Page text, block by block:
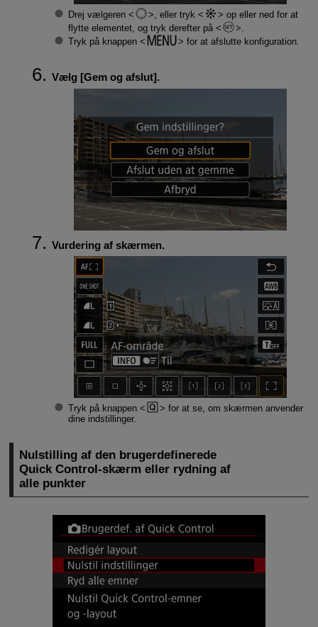
Drej vælgeren , eller tryk
op eller ned for at
flytte elementet, og tryk derefter på
Tryk på knappen
for at afslutte konfiguration.
Vælg [Gem og afslut].
Vurdering af skærmen.
Tryk på knappen
for at se, om skærmen anvender
dine indstillinger.
Nulstilling af den brugerdefinerede
Quick Control-skærm eller rydning af
alle punkter